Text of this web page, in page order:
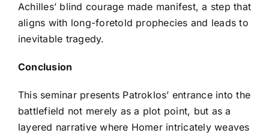
Achilles’ blind courage made manifest, a step that
aligns with long-foretold prophecies and leads to
inevitable tragedy.
Conclusion
This seminar presents Patroklos’ entrance into the
battlefield not merely as a plot point, but as a
layered narrative where Homer intricately weaves